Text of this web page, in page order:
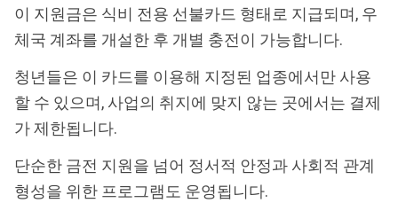
이 지원금은 식비 전용 선불카드 형태로 지급되며, 우
체국 계좌를 개설한 후 개별 충전이 가능합니다.
청년들은 이 카드를 이용해 지정된 업종에서만 사용
할 수 있으며, 사업의 취지에 맞지 않는 곳에서는 결제
가 제한됩니다.
단순한 금전 지원을 넘어 정서적 안정과 사회적 관계
형성을 위한 프로그램도 운영됩니다.